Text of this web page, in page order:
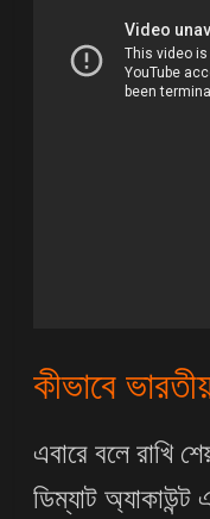
কীভাবে
এবারে বলে রাখি
ডিম্যাট